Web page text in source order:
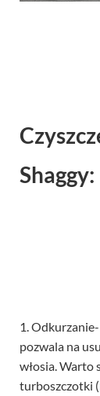
Shaggy:
1.
pozwala na
włosia. Warto
turboszczotki